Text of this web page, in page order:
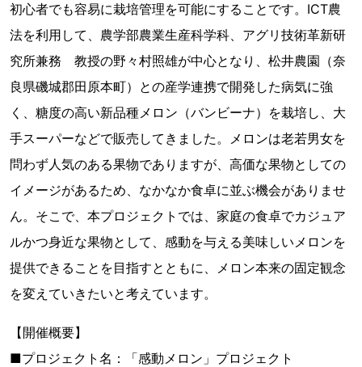
初心者でも容易に栽培管理を可能にすることです。ICT農
法を利用して、農学部農業生産科学科、アグリ技術革新研
究所兼務 教授の野々村照雄が中心となり、松井農園（奈
良県磯城郡田原本町）との産学連携で開発した病気に強
く、糖度の高い新品種メロン（バンビーナ）を栽培し、大
手スーパーなどで販売してきました。メロンは老若男女を
問わず人気のある果物でありますが、高価な果物としての
イメージがあるため、なかなか食卓に並ぶ機会がありませ
ん。そこで、本プロジェクトでは、家庭の食卓でカジュア
ルかつ身近な果物として、感動を与える美味しいメロンを
提供できることを目指すとともに、メロン本来の固定観念
を変えていきたいと考えています。
【開催概要】
■プロジェクト名：「感動メロン」プロジェクト